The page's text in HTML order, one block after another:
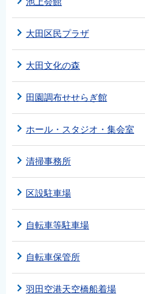
大田区民プラザ
大田文化の森
田園調布せせらぎ館
ホール・スタジオ・集会室
清掃事務所
区設駐車場
自転車等駐車場
自転車保管所
羽田空港天空橋船着場